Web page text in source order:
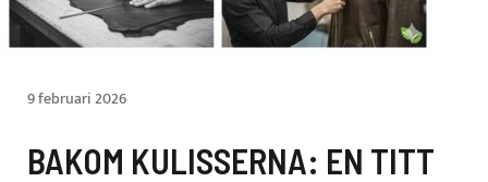
9 februari 2026
BAKOM KULISSERNA: EN TITT